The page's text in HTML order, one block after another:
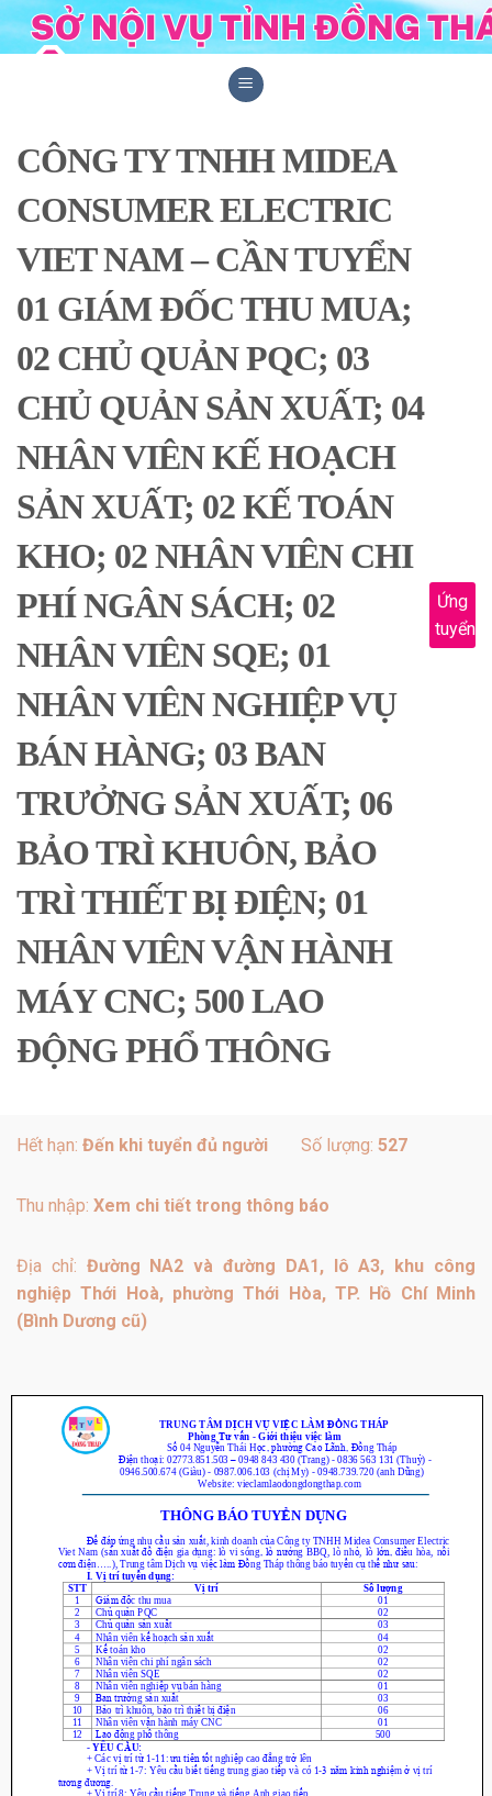
Skip
to
CÔNG TY TNHH MIDEA
CONSUMER ELECTRIC
VIET NAM – CẦN TUYỂN
01 GIÁM ĐỐC THU MUA;
02 CHỦ QUẢN PQC; 03
CHỦ QUẢN SẢN XUẤT; 04
NHÂN VIÊN KẾ HOẠCH
SẢN XUẤT; 02 KẾ TOÁN
KHO; 02 NHÂN VIÊN CHI
PHÍ NGÂN SÁCH; 02
NHÂN VIÊN SQE; 01
NHÂN VIÊN NGHIỆP VỤ
BÁN HÀNG; 03 BAN
TRƯỞNG SẢN XUẤT; 06
BẢO TRÌ KHUÔN, BẢO
TRÌ THIẾT BỊ ĐIỆN; 01
NHÂN VIÊN VẬN HÀNH
MÁY CNC; 500 LAO
ĐỘNG PHỔ THÔNG
Ứng
tuyển
Hết hạn: Đến khi tuyển đủ người Số lượng: 527
Thu nhập: Xem chi tiết trong thông báo
Địa chỉ: Đường NA2 và đường DA1, lô A3, khu công
nghiệp Thới Hoà, phường Thới Hòa, TP. Hồ Chí Minh
(Bình Dương cũ)